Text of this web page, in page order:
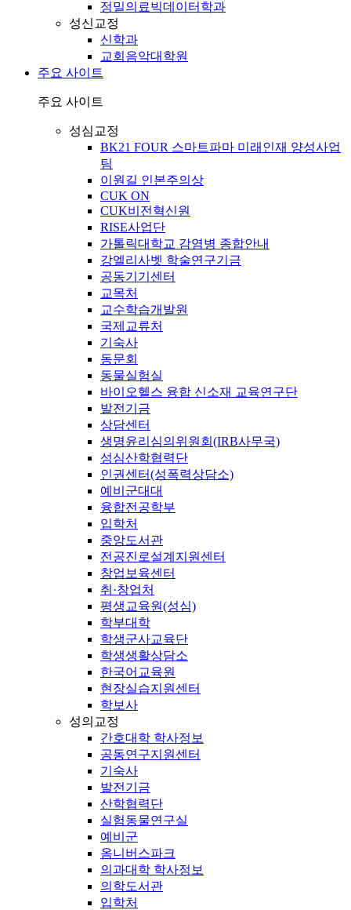
정밀의료빅데이터학과
성신교정
신학과
교회음악대학원
주요 사이트
주요 사이트
성심교정
BK21 FOUR 스마트파마 미래인재 양성사업
팀
이원길 인본주의상
CUK ON
CUK비전혁신원
RISE사업단
가톨릭대학교 감염병 종합안내
강엘리사벳 학술연구기금
공동기기센터
교목처
교수학습개발원
국제교류처
기숙사
동문회
동물실험실
바이오헬스 융합 신소재 교육연구단
발전기금
상담센터
생명윤리심의위원회(IRB사무국)
성심산학협력단
인권센터(성폭력상담소)
예비군대대
융합전공학부
입학처
중앙도서관
전공진로설계지원센터
창업보육센터
취·창업처
평생교육원(성심)
학부대학
학생군사교육단
학생생활상담소
한국어교육원
현장실습지원센터
학보사
성의교정
간호대학 학사정보
공동연구지원센터
기숙사
발전기금
산학협력단
실험동물연구실
예비군
옴니버스파크
의과대학 학사정보
의학도서관
입학처